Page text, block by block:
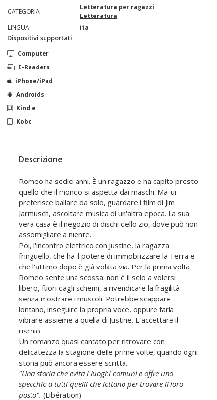
CATEGORIA
Letteratura per ragazzi
Letteratura
LINGUA
ita
Dispositivi supportati
Computer
E-Readers
iPhone/iPad
Androids
Kindle
Kobo
Descrizione
Romeo ha sedici anni. È un ragazzo e ha capito presto
quello che il mondo si aspetta dai maschi. Ma lui
preferisce ballare da solo, guardare i film di Jim
Jarmusch, ascoltare musica di un'altra epoca. La sua
vera casa è il negozio di dischi dello zio, dove può non
assomigliare a niente.
Poi, l'incontro elettrico con Justine, la ragazza
fringuello, che ha il potere di immobilizzare la Terra e
che l'attimo dopo è già volata via. Per la prima volta
Romeo sente una scossa: non è il solo a volersi
libero, fuori dagli schemi, a rivendicare la fragilità
senza mostrare i muscoli. Potrebbe scappare
lontano, inseguire la propria voce, oppure farla
vibrare assieme a quella di Justine. E accettare il
rischio.
Un romanzo quasi cantato per ritrovare con
delicatezza la stagione delle prime volte, quando ogni
storia può ancora essere scritta.
"Una storia che evita i luoghi comuni e offre uno
specchio a tutti quelli che lottano per trovare il loro
posto". (Libération)